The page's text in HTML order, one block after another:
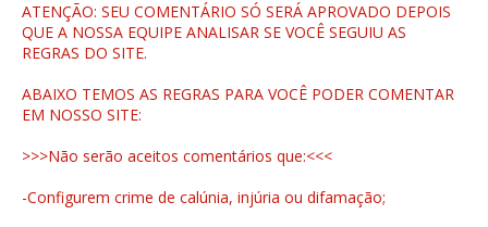
ATENÇÃO: SEU COMENTÁRIO SÓ SERÁ APROVADO DEPOIS
QUE A NOSSA EQUIPE ANALISAR SE VOCÊ SEGUIU AS
REGRAS DO SITE.
ABAIXO TEMOS AS REGRAS PARA VOCÊ PODER COMENTAR
EM NOSSO SITE:
>>>Não serão aceitos comentários que:<<<
-Configurem crime de calúnia, injúria ou difamação;